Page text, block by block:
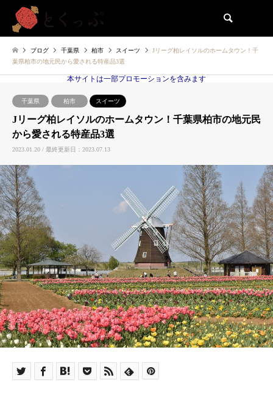
ブログ 千葉県 柏市 スイーツ
Jリーグ柏レイソルのホームタウン！千
葉県柏市の地元民から愛される特産品3選
本サイトは一部プロモーションを含みます
千葉県 柏市 スイーツ
Jリーグ柏レイソルのホームタウン！千葉県柏市の地元民
から愛される特産品3選
2023.01.20 / 最終更新日：2023.07.13